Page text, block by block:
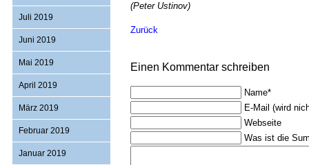
Juli 2019
Juni 2019
Mai 2019
April 2019
März 2019
Februar 2019
Januar 2019
(Peter Ustinov)
Zurück
Einen Kommentar schreiben
Pflichtfeld
Name*
Pflichtfeld
E-Mail (wird
Webseite
Was ist die